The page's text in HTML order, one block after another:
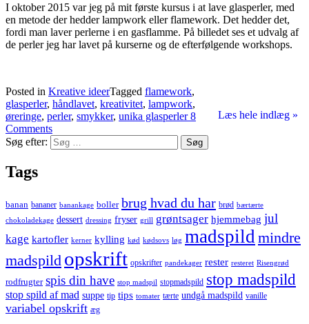
I oktober 2015 var jeg på mit første kursus i at lave glasperler, med
en metode der hedder lampwork eller flamework. Det hedder det,
fordi man laver perlerne i en gasflamme. På billedet ses et udvalg af
de perler jeg har lavet på kurserne og de efterfølgende workshops.
Læs hele indlæg »
Posted in Kreative ideerTagged flamework,
glasperler, håndlavet, kreativitet, lampwork,
øreringe, perler, smykker, unika glasperler8
Comments
Søg efter:
Tags
banan bananer banankage boller brug hvad du har brød bærtærte
chokoladekage dessert dressing fryser grill grøntsager hjemmebag jul
kage kartofler kerner kylling kød kødsovs løg madspildmindre
madspild opskrift opskrifter pandekager rester resteret Risengrød
rodfrugter spis din have stop madspil stopmadspild stop madspild
stop spild af mad suppe tip tips tomater tærte undgå madspild vanille
variabel opskrift æg